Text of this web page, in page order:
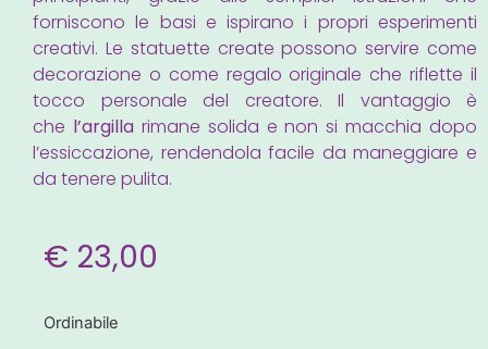
forniscono le basi e ispirano i propri esperimenti
creativi. Le statuette create possono servire come
decorazione o come regalo originale che riflette il
tocco personale del creatore. Il vantaggio è
che l’argillarimane solida e non si macchia dopo
l’essiccazione, rendendola facile da maneggiare e
da tenere pulita.
€ 23,00
Ordinabile